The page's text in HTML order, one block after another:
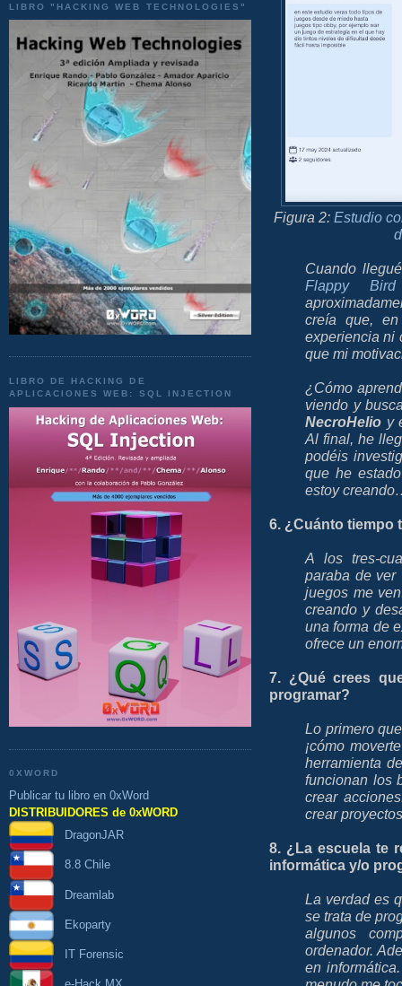
LIBRO "HACKING WEB TECHNOLOGIES"
LIBRO DE HACKING DE
APLICACIONES WEB: SQL INJECTION
0XWORD
Publicar tu libro en 0xWord
DISTRIBUIDORES de 0xWORD
DragonJAR
8.8 Chile
Dreamlab
Ekoparty
IT Forensic
Figura 2: Estudio
Cuando
Flappy Bird
creía que,
experiencia ni
que mi
¿Cómo
viendo y
NecroHelio y
Al final, he
podéis
que he
estoy
6. ¿Cuánto tiempo
A los tres-
paraba de ver
juegos me
creando y
una forma de
ofrece un
7. ¿Qué crees
programar?
Lo primero
¡cómo
herramienta
funcionan los
crear
crear
8. ¿La escuela te
informática y/o
La verdad es
se trata de
algunos
ordenador.
en